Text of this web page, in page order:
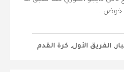
خوض…
, الفريق الأول, كرة القدم